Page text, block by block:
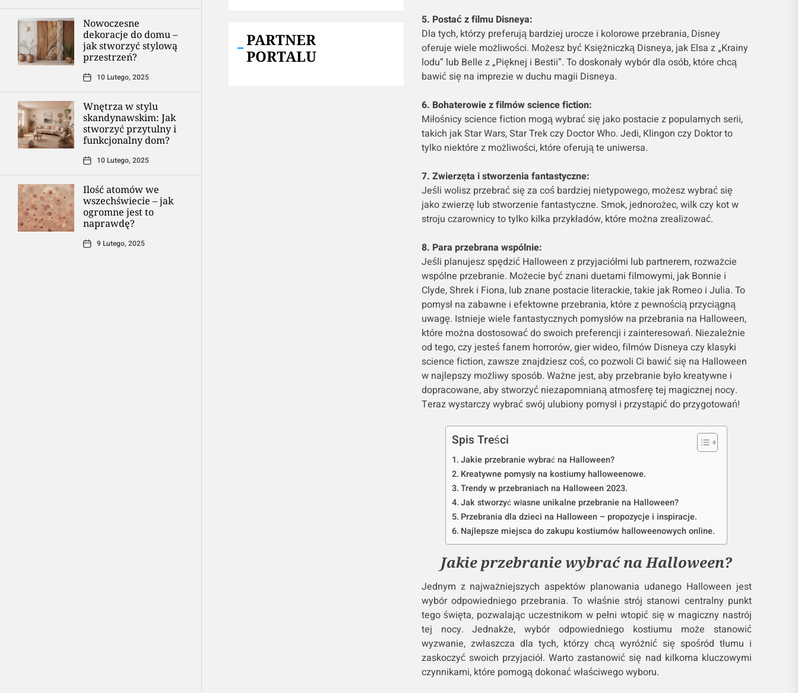
Nowoczesne
dekoracje do domu –
jak stworzyć stylową
przestrzeń?
10 Lutego, 2025
Wnętrza w stylu
skandynawskim: Jak
stworzyć przytulny i
funkcjonalny dom?
10 Lutego, 2025
Ilość atomów we
wszechświecie – jak
ogromne jest to
naprawdę?
9 Lutego, 2025
5. Postać z filmu Disneya:
Dla tych, którzy preferują bardziej urocze i kolorowe przebrania, Disney
oferuje wiele możliwości. Możesz być Księżniczką Disneya, jak Elsa z „Krainy
lodu” lub Belle z „Pięknej i Bestii”. To doskonały wybór dla osób, które chcą
bawić się na imprezie w duchu magii Disneya.
6. Bohaterowie z filmów science fiction:
Miłośnicy science fiction mogą wybrać się jako postacie z popularnych serii,
takich jak Star Wars, Star Trek czy Doctor Who. Jedi, Klingon czy Doktor to
tylko niektóre z możliwości, które oferują te uniwersa.
7. Zwierzęta i stworzenia fantastyczne:
Jeśli wolisz przebrać się za coś bardziej nietypowego, możesz wybrać się
jako zwierzę lub stworzenie fantastyczne. Smok, jednorożec, wilk czy kot w
stroju czarownicy to tylko kilka przykładów, które można zrealizować.
8. Para przebrana wspólnie:
Jeśli planujesz spędzić Halloween z przyjaciółmi lub partnerem, rozważcie
wspólne przebranie. Możecie być znani duetami filmowymi, jak Bonnie i
Clyde, Shrek i Fiona, lub znane postacie literackie, takie jak Romeo i Julia. To
pomysł na zabawne i efektowne przebrania, które z pewnością przyciągną
uwagę. Istnieje wiele fantastycznych pomysłów na przebrania na Halloween,
które można dostosować do swoich preferencji i zainteresowań. Niezależnie
od tego, czy jesteś fanem horrorów, gier wideo, filmów Disneya czy klasyki
science fiction, zawsze znajdziesz coś, co pozwoli Ci bawić się na Halloween
w najlepszy możliwy sposób. Ważne jest, aby przebranie było kreatywne i
dopracowane, aby stworzyć niezapomnianą atmosferę tej magicznej nocy.
Teraz wystarczy wybrać swój ulubiony pomysł i przystąpić do przygotowań!
Spis Treści
Jakie przebranie wybrać na Halloween?
Kreatywne pomysły na kostiumy halloweenowe.
Trendy w przebraniach na Halloween 2023.
Jak stworzyć własne unikalne przebranie na Halloween?
Przebrania dla dzieci na Halloween – propozycje i inspiracje.
Najlepsze miejsca do zakupu kostiumów halloweenowych online.
Jakie przebranie wybrać na Halloween?
Jednym z najważniejszych aspektów planowania udanego Halloween jest
wybór odpowiedniego przebrania. To właśnie strój stanowi centralny punkt
tego święta, pozwalając uczestnikom w pełni wtopić się w magiczny nastrój
tej nocy. Jednakże, wybór odpowiedniego kostiumu może stanowić
wyzwanie, zwłaszcza dla tych, którzy chcą wyróżnić się spośród tłumu i
zaskoczyć swoich przyjaciół. Warto zastanowić się nad kilkoma kluczowymi
czynnikami, które pomogą dokonać właściwego wyboru.
PARTNER
PORTALU